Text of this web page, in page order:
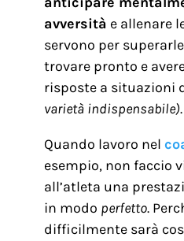
avversità e allenare
servono per
trovare pronto e
risposte a situazioni
varietà indispensabile).
Quando lavoro nel
esempio, non faccio
all’atleta una
in modo perfetto.
difficilmente sarà